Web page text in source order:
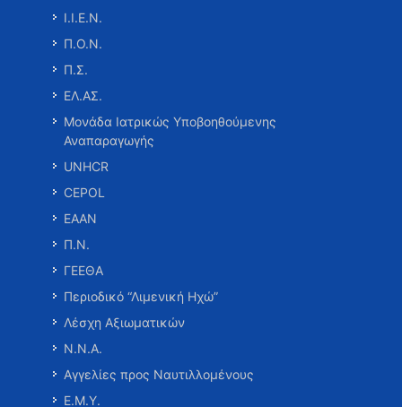
Ι.Ι.Ε.Ν.
Π.Ο.Ν.
Π.Σ.
ΕΛ.ΑΣ.
Μονάδα Ιατρικώς Υποβοηθούμενης
Αναπαραγωγής
UNHCR
CEPOL
ΕΑΑΝ
Π.Ν.
ΓΕΕΘΑ
Περιοδικό “Λιμενική Ηχώ”
Λέσχη Αξιωματικών
Ν.Ν.Α.
Αγγελίες προς Ναυτιλλομένους
Ε.Μ.Υ.